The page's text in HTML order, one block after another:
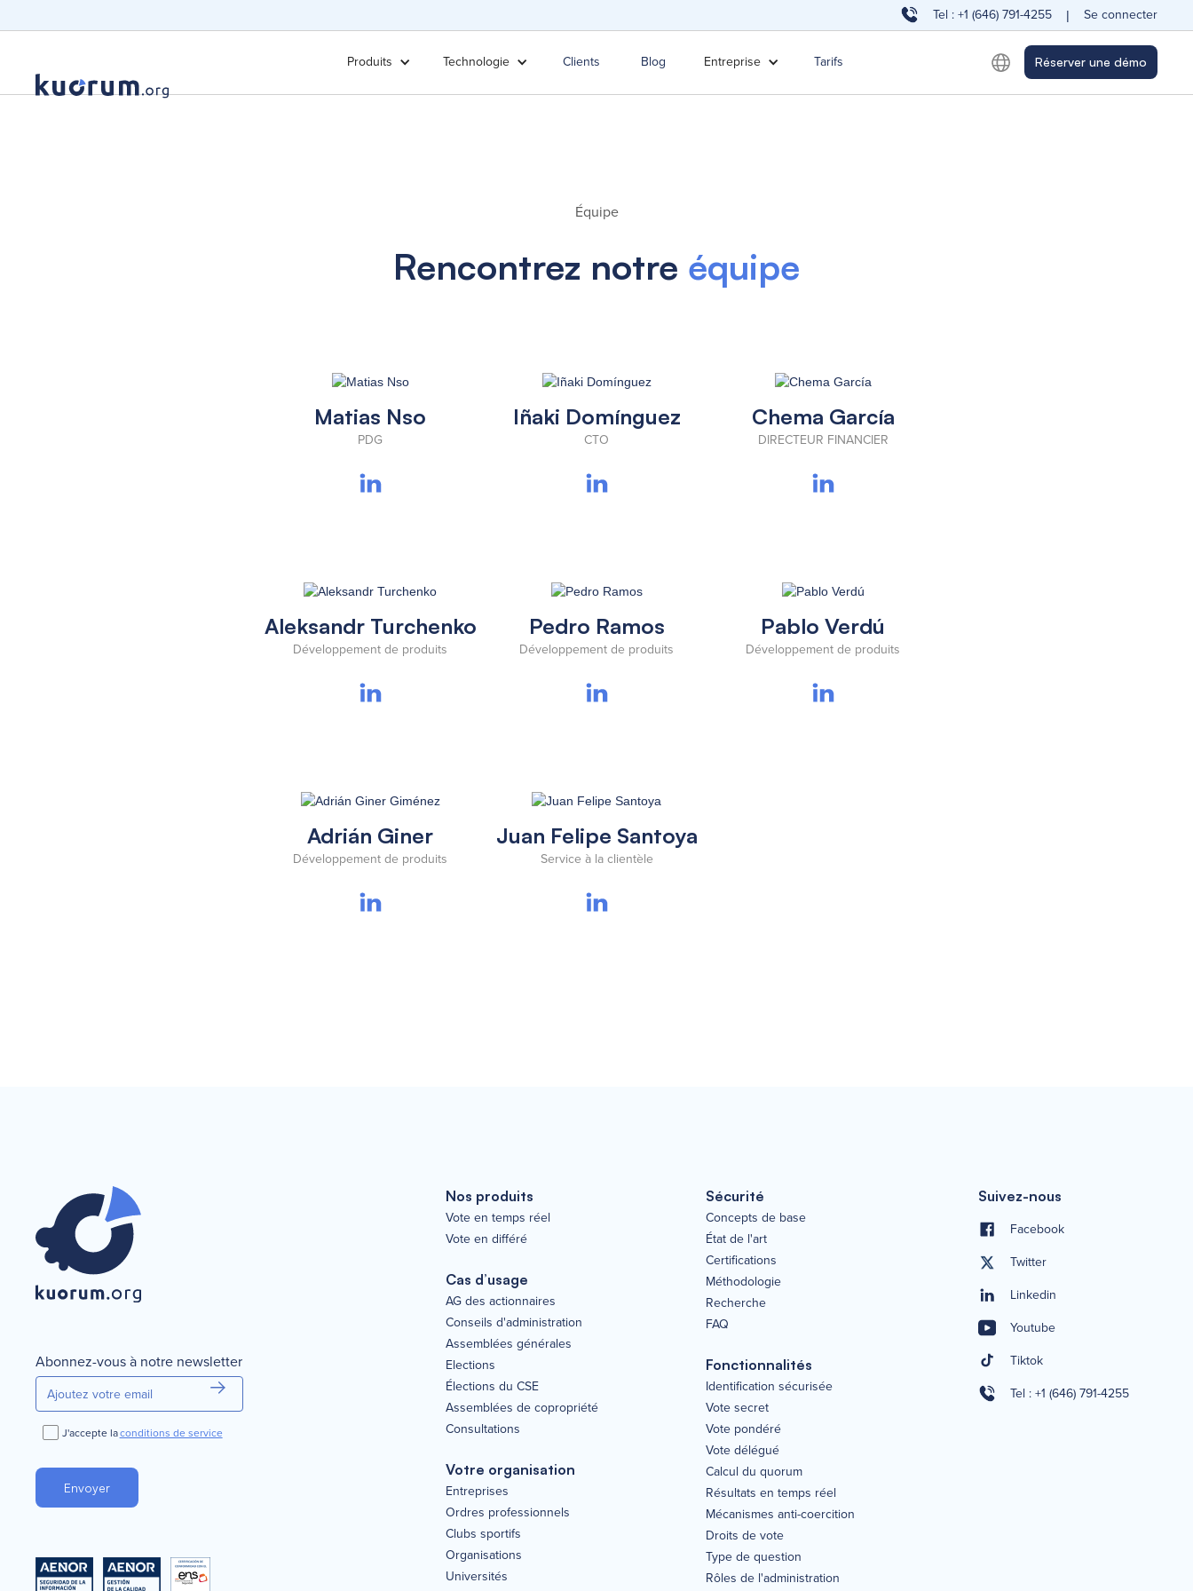
Tel : +1 (646) 791-4255 | Se connecter
Produits Technologie Clients Blog Entreprise Tarifs Réserver une démo
Équipe
Rencontrez notre équipe
Matias Nso
PDG
Iñaki Domínguez
CTO
Chema García
DIRECTEUR FINANCIER
Aleksandr Turchenko
Développement de produits
Pedro Ramos
Développement de produits
Pablo Verdú
Développement de produits
Adrián Giner
Développement de produits
Juan Felipe Santoya
Service à la clientèle
Abonnez-vous à notre newsletter
J'accepte laconditions de service
Nos produits
Vote en temps réel
Vote en différé
Cas d’usage
AG des actionnaires
Conseils d'administration
Assemblées générales
Elections
Élections du CSE
Assemblées de copropriété
Consultations
Votre organisation
Entreprises
Ordres professionnels
Clubs sportifs
Organisations
Universités
Sécurité
Concepts de base
État de l'art
Certifications
Méthodologie
Recherche
FAQ
Fonctionnalités
Identification sécurisée
Vote secret
Vote pondéré
Vote délégué
Calcul du quorum
Résultats en temps réel
Mécanismes anti-coercition
Droits de vote
Type de question
Rôles de l'administration
Suivez-nous
Facebook
Twitter
Linkedin
Youtube
Tiktok
Tel : +1 (646) 791-4255